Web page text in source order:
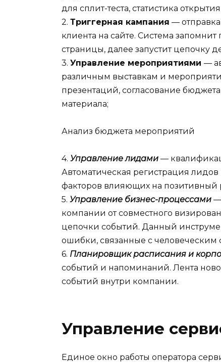
для сплит-теста, статистика
2. Триггерная кампания —
клиента на сайте. Система
страницы, далее запустит цепочку
3. Управление мероприятиями —
различным выставкам и
презентаций, согласование
материала;
Анализ бюджета мероприятий
4. Управление лидами —
Автоматическая регистрация
факторов влияющих на позитивный
5. Управление бизнес-процессами —
компании от совместного
цепочки событий. Данный
ошибки, связанные с человеческим
6. Планировщик расписания и
событий и напоминаний. Лента
событий внутри компании.
Управление
Единое окно работы оператора